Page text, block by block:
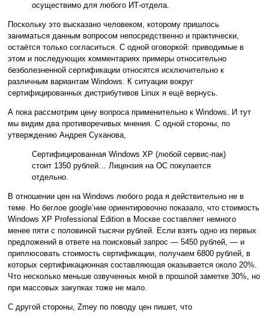
осуществимо для любого ИТ-отдела.
Поскольку это высказано человеком, которому пришлось
заниматься данным вопросом непосредственно и практически,
остаётся только согласиться. С одной оговоркой: приводимые в
этом и последующих комментариях примеры относительно
безболезненной сертификации относятся исключительно к
различным вариантам Windows. К ситуации вокруг
сертифицированных дистрибутивов Linux я ещё вернусь.
А пока рассмотрим цену вопроса применительно к Windows. И тут
мы видим два противоречивых мнения. С одной стороны, по
утверждению Андрея Суханова,
Сертифицированная Windows XP (любой сервис-пак)
стоит 1350 рублей… Лицензия на ОС покупается
отдельно.
В отношении цен на Windows любого рода я действительно не в
теме. Но беглое google’ние ориентировочно показало, что стоимость
Windows XP Professional Edition в Москве составляет немного
менее пяти с половиной тысячи рублей. Если взять одно из первых
предложений в ответе на поисковый запрос — 5450 рублей, — и
приплюсовать стоимость сертификации, получаем 6800 рублей, в
которых сертификационная составляющая оказывается около 20%.
Что несколько меньше озвученных мной в прошлой заметке 30%, но
при массовых закупках тоже не мало.
С другой стороны, Zmey по поводу цен пишет, что